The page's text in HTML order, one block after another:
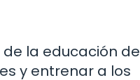
la educación de
y entrenar a los